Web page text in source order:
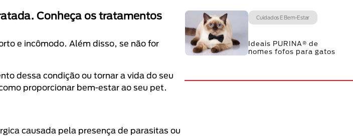
Conheça os tratamentos
e incômodo. Além disso, se não for
dessa condição ou tornar a vida do seu
proporcionar bem-estar ao seu pet.
causada pela presença de parasitas ou
Cuidados E Bem-Estar
Ideais PURINA® de
nomes fofos para gatos